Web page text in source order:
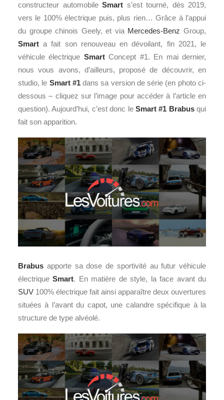
constructeur automobile Smart s’est tourné, dès 2019,
vers le 100% électrique puis, plus rien… Grâce à l’appui
du groupe chinois Geely, et via Mercedes-Benz Group,
Smart a fait son renouveau en dévoilant, fin 2021, le
véhicule électrique SmartConcept #1. En mai dernier,
nous vous avons, d’ailleurs, proposé de découvrir, en
studio, le Smart #1dans sa version de série (en photo ci-
dessous – cliquez sur l’image pour accéder à l’article en
question). Aujourd’hui, c’est donc le Smart #1 Brabusqui
fait son apparition.
Brabus apporte sa dose de sportivité au futur véhicule
électriqueSmart. En matière de style, la face avant du
SUV 100% électrique fait ainsi apparaître deux ouvertures
situées à l’avant du capot, une calandre spécifique à la
structure de type alvéolé.